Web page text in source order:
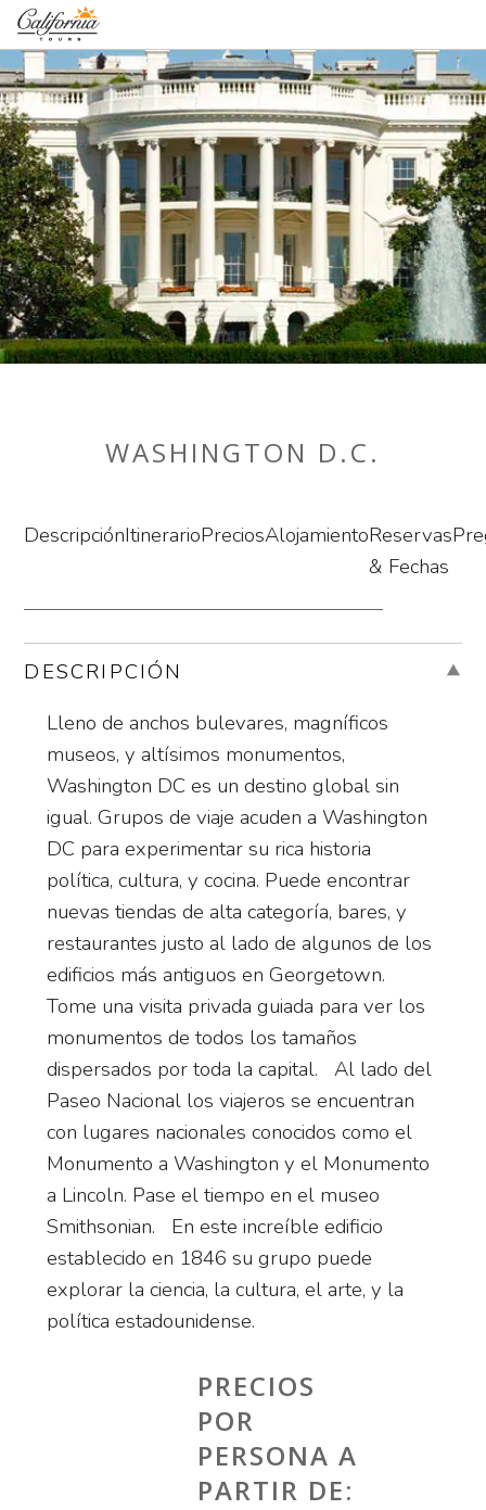
WASHINGTON D.C.
DescripciónItinerarioPreciosAlojamientoReservas
& Fechas
DESCRIPCIÓN
Lleno de anchos bulevares, magníficos
museos, y altísimos monumentos,
Washington DC es un destino global sin
igual. Grupos de viaje acuden a Washington
DC para experimentar su rica historia
política, cultura, y cocina. Puede encontrar
nuevas tiendas de alta categoría, bares, y
restaurantes justo al lado de algunos de los
edificios más antiguos en Georgetown.
Tome una visita privada guiada para ver los
monumentos de todos los tamaños
dispersados por toda la capital. Al lado del
Paseo Nacional los viajeros se encuentran
con lugares nacionales conocidos como el
Monumento a Washington y el Monumento
a Lincoln. Pase el tiempo en el museo
Smithsonian. En este increíble edificio
establecido en 1846 su grupo puede
explorar la ciencia, la cultura, el arte, y la
política estadounidense.
PRECIOS
POR
PERSONA A
PARTIR DE: